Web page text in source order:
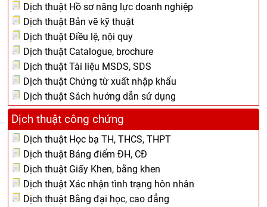
Dịch thuật Hồ sơ năng lực doanh nghiệp
Dịch thuật Bản vẽ kỹ thuật
Dịch thuật Điều lệ, nội quy
Dịch thuật Catalogue, brochure
Dịch thuật Tài liệu MSDS, SDS
Dịch thuật Chứng từ xuất nhập khẩu
Dịch thuật Sách hướng dẫn sử dụng
Dịch thuật công chứng
Dịch thuật Học bạ TH, THCS, THPT
Dịch thuật Bảng điểm ĐH, CĐ
Dịch thuật Giấy Khen, bằng khen
Dịch thuật Xác nhận tình trạng hôn nhân
Dịch thuật Bằng đại học, cao đẳng